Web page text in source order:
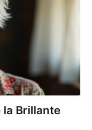
la Brillante